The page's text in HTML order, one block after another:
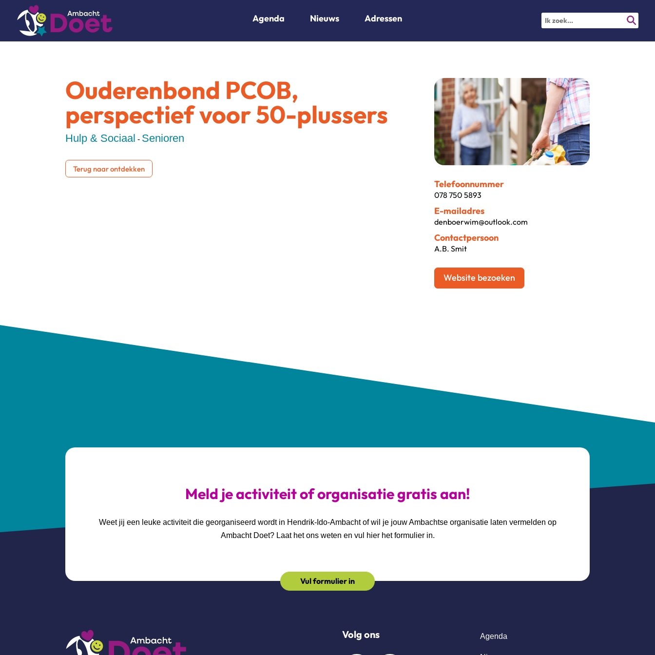
Agenda Nieuws Adressen
Ouderenbond PCOB,
perspectief voor 50-plussers
Hulp & Sociaal - Senioren
Terug naar ontdekken
Telefoonnummer
078 750 5893
E-mailadres
denboerwim@outlook.com
Contactpersoon
A.B. Smit
Website bezoeken
Meld je activiteit of organisatie gratis aan!
Weet jij een leuke activiteit die georganiseerd wordt in Hendrik-Ido-Ambacht of wil je jouw Ambachtse organisatie laten vermelden op
Ambacht Doet? Laat het ons weten en vul hier het formulier in.
Vul formulier in
Volg ons Agenda